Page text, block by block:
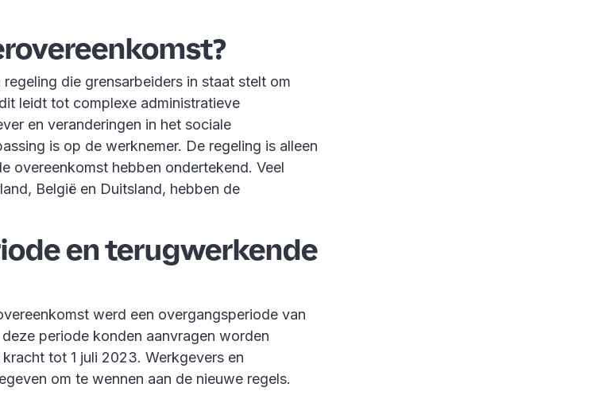
die grensarbeiders in staat stelt om
leidt tot complexe administratieve
en veranderingen in het sociale
is op de werknemer. De regeling is alleen
overeenkomst hebben ondertekend. Veel
België en Duitsland, hebben de
en terugwerkende
werd een overgangsperiode van
periode konden aanvragen worden
tot 1 juli 2023. Werkgevers en
om te wennen aan de nieuwe regels.